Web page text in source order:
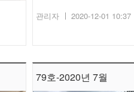
관리자 2020-12-01 10:37
79호-2020년 7월